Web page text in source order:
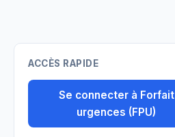
ACCÈS RAPIDE
Se connecter à Forfait
urgences (FPU)